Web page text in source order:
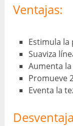
Ventajas:
Estimula
Suaviza
Aumenta
Promueve
Eventa la